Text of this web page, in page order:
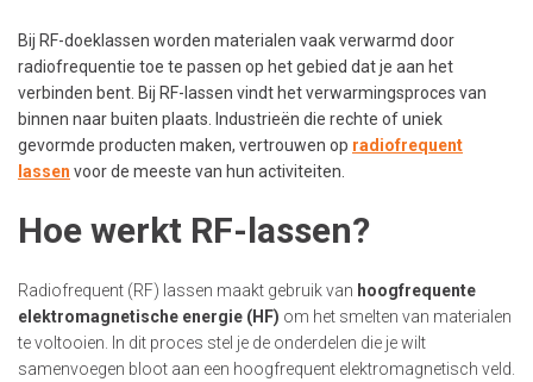
Bij RF-doeklassen worden materialen vaak verwarmd door
radiofrequentie toe te passen op het gebied dat je aan het
verbinden bent. Bij RF-lassen vindt het verwarmingsproces van
binnen naar buiten plaats. Industrieën die rechte of uniek
gevormde producten maken, vertrouwen op radiofrequent
lassen voor de meeste van hun activiteiten.
Hoe werkt RF-lassen?
Radiofrequent (RF) lassen maakt gebruik van hoogfrequente
elektromagnetische energie (HF) om het smelten van materialen
te voltooien. In dit proces stel je de onderdelen die je wilt
samenvoegen bloot aan een hoogfrequent elektromagnetisch veld.